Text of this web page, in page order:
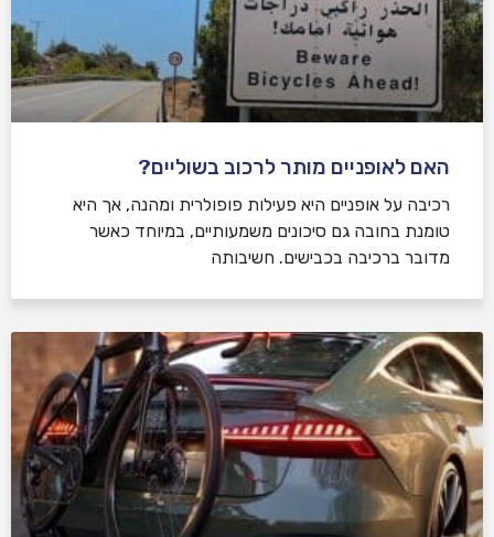
האם לאופניים מותר לרכוב בשוליים?
רכיבה על אופניים היא פעילות פופולרית ומהנה, אך היא
טומנת בחובה גם סיכונים משמעותיים, במיוחד כאשר
מדובר ברכיבה בכבישים. חשיבותה